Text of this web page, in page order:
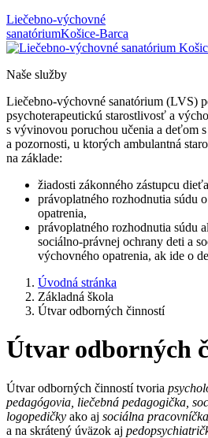
Liečebno-výchovné
sanatóriumKošice-Barca
Naše služby
Liečebno-výchovné sanatórium (LVS)
psychoterapeutickú starostlivosť a
s vývinovou poruchou učenia a deťom
a pozornosti, u ktorých ambulantná
na základe:
žiadosti zákonného zástupcu
právoplatného rozhodnutia súdu
opatrenia,
právoplatného rozhodnutia súdu
sociálno-právnej ochrany deti a
výchovného opatrenia, ak ide o
Úvodná stránka
Základná škola
Útvar odborných činností
Útvar odborných
Útvar odborných činností tvoria
pedagógovia, liečebná pedagogička,
logopedičky ako aj sociálna
a na skrátený úväzok aj